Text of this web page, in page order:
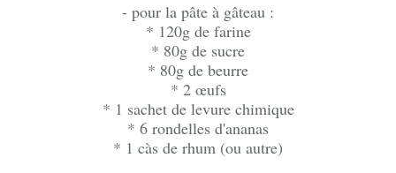
- pour la pâte à gâteau :
* 120g de farine
* 80g de sucre
* 80g de beurre
* 2 œufs
* 1 sachet de levure chimique
* 6 rondelles d'ananas
* 1 càs de rhum (ou autre)